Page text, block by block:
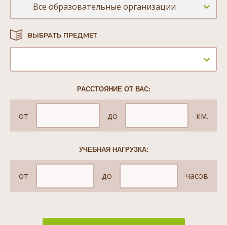
Все образовательные организации
ВЫБРАТЬ ПРЕДМЕТ
РАССТОЯНИЕ ОТ ВАС:
от до км.
УЧЕБНАЯ НАГРУЗКА:
от до часов